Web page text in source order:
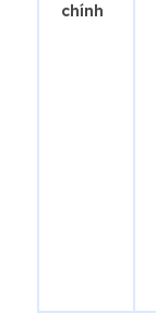
chính